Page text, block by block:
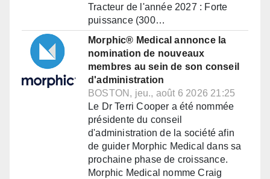
Tracteur de l'année 2027 : Forte
puissance (300…
Morphic® Medical annonce la
nomination de nouveaux
membres au sein de son conseil
d'administration
BOSTON, jeu., août 6 2026 21:25
Le Dr Terri Cooper a été nommée
présidente du conseil
d'administration de la société afin
de guider Morphic Medical dans sa
prochaine phase de croissance.
Morphic Medical nomme Craig